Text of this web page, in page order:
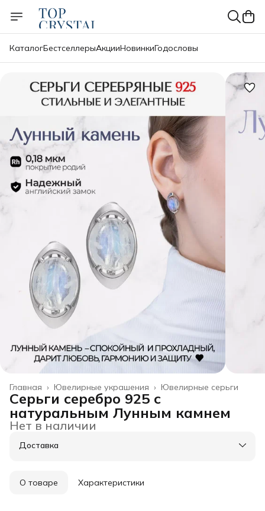
КаталогБестселлерыАкцииНовинкиГодословы
Ювелирные серьги
Ювелирные украшения ›
Главная ›
Серьги серебро 925 с
натуральным Лунным камнем
Нет в наличии
Доставка
О товаре Характеристики